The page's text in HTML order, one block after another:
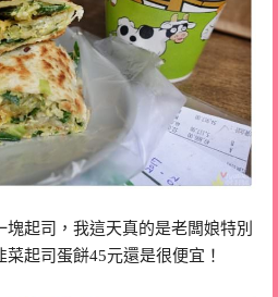
起司，我這天真的是老闆娘特別
起司蛋餅45元還是很便宜！